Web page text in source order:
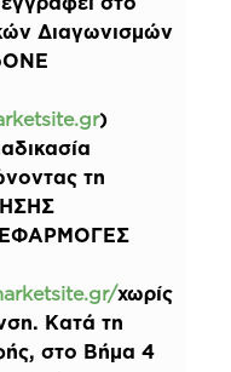
Διαγωνισμών
)
τη
ΕΦΑΡΜΟΓΕΣ
χωρίς
Κατά τη
στο Βήμα 4